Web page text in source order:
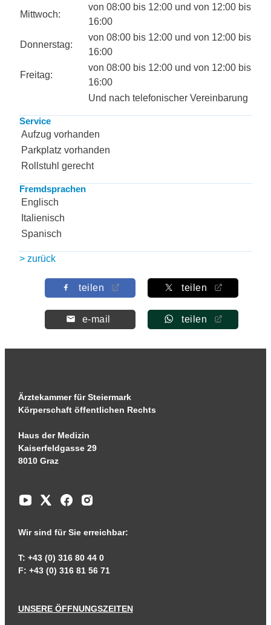
Mittwoch:
von 08:00 bis 12:00 und von 12:00 bis
16:00
Donnerstag:
von 08:00 bis 12:00 und von 12:00 bis
16:00
Freitag:
von 08:00 bis 12:00 und von 12:00 bis
16:00
Und nach telefonischer Vereinbarung
Service
Aufzug vorhanden
Parkplatz vorhanden
Rollstuhl gerecht
Fremdsprachen
Englisch
Italienisch
Spanisch
> zurück
teilen teilen
e-mail teilen
Ärztekammer für Steiermark
Körperschaft öffentlichen Rechts
Haus der Medizin
Kaiserfeldgasse 29
8010 Graz
Wir sind für Sie erreichbar:
T: +43 (0) 316 80 44 0
F: +43 (0) 316 81 56 71
UNSERE ÖFFNUNGSZEITEN